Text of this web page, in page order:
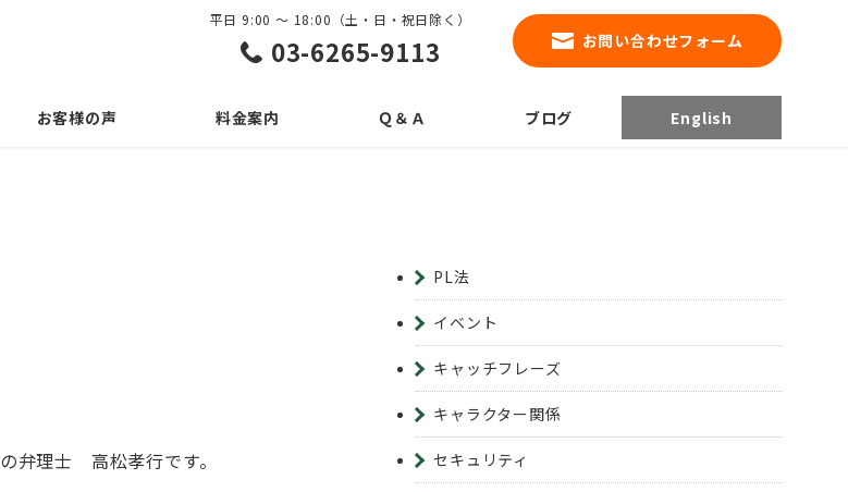
03-6265-9113
平日 9:00 ～ 18:00（土・日・祝日除く）
お問い合わせフォーム
お客様の声 料金案内 Ｑ＆Ａ ブログ English
弁理士 高松孝行です。
PL法
イベント
キャッチフレーズ
キャラクター関係
セキュリティ